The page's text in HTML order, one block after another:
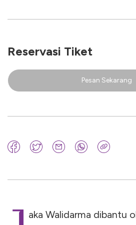
Reservasi Tiket
Pesan Sekarang
aka Walidarma dibantu